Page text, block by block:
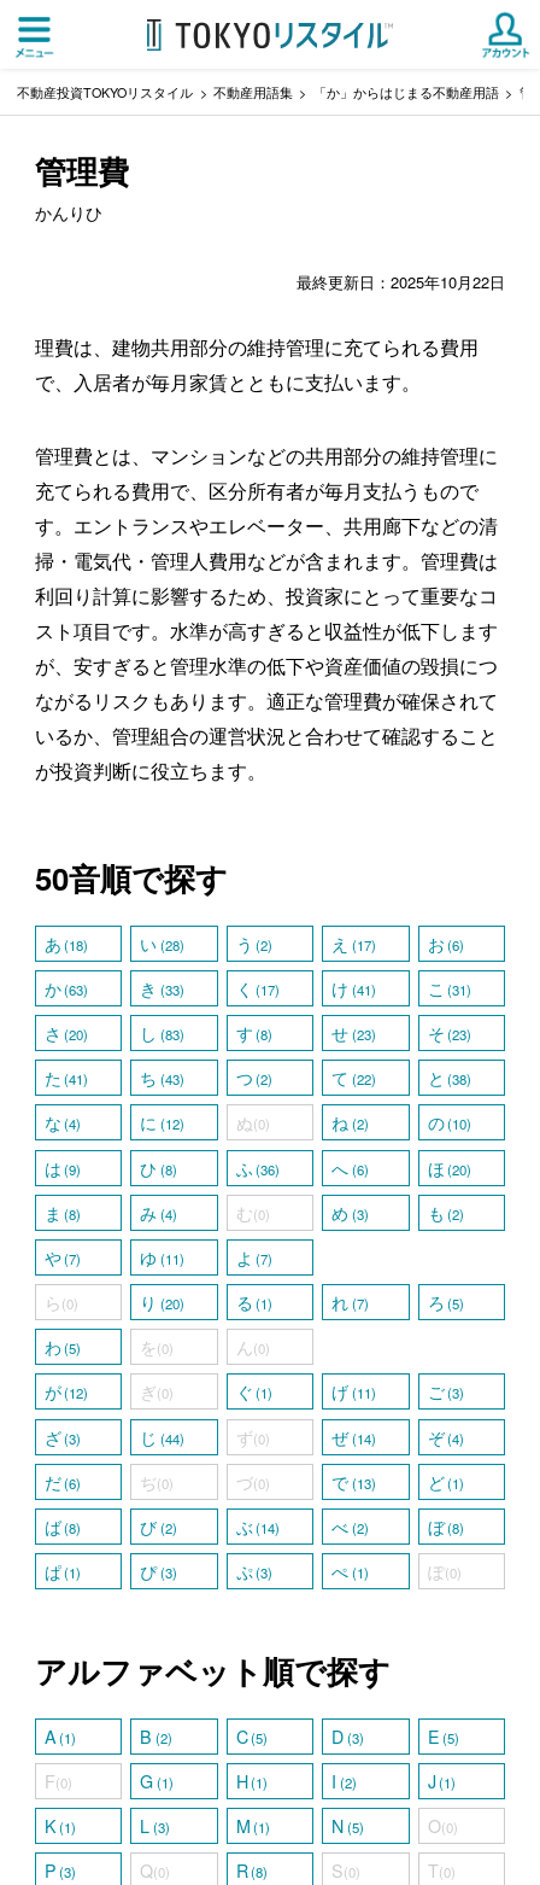
不動産投資TOKYOリスタイル 不動産用語集 「か」からはじまる不動産用語 管
管理費
かんりひ
最終更新日：2025年10月22日
理費は、建物共用部分の維持管理に充てられる費用
で、入居者が毎月家賃とともに支払います。
管理費とは、マンションなどの共用部分の維持管理に
充てられる費用で、区分所有者が毎月支払うもので
す。エントランスやエレベーター、共用廊下などの清
掃・電気代・管理人費用などが含まれます。管理費は
利回り計算に影響するため、投資家にとって重要なコ
スト項目です。水準が高すぎると収益性が低下します
が、安すぎると管理水準の低下や資産価値の毀損につ
ながるリスクもあります。適正な管理費が確保されて
いるか、管理組合の運営状況と合わせて確認すること
が投資判断に役立ちます。
50音順で探す
あ(18) い(28) う (2) え (17) お (6)
か(63) き (33) く (17) け (41) こ (31)
さ (20) し (83) す (8) せ(23) そ (23)
た(41) ち (43) つ (2) て (22) と (38)
な(4) に (12) ぬ(0) ね(2) の(10)
は(9) ひ (8) ふ (36) へ(6) ほ (20)
ま (8) み(4) む(0) め (3) も (2)
や(7) ゆ (11) よ (7)
ら(0) り (20) る (1) れ(7) ろ (5)
わ(5) を(0) ん(0)
が(12) ぎ(0) ぐ (1) げ(11) ご(3)
ざ(3) じ (44) ず(0) ぜ(14) ぞ(4)
だ(6) ぢ(0) づ(0) で(13) ど(1)
ば(8) び(2) ぶ (14) べ(2) ぼ(8)
ぱ(1) ぴ(3) ぷ(3) ぺ(1) ぽ(0)
アルファベット順で探す
A(1) B (2) C(5) D(3) E (5)
F(0) G(1) H(1) I (2) J (1)
K(1) L(3) M (1) N(5) O(0)
P(3) Q(0) R(8) S(0) T(0)